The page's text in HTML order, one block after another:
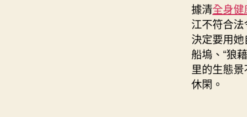
據清全身
江不符合
決定要用
船塢、“狼
里的生態
休閑。